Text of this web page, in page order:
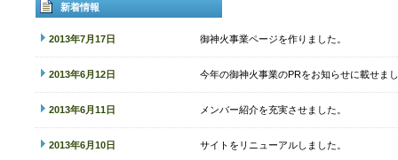
新着情報
2013年7月17日 御神火事業ページを作りました。
2013年6月12日 今年の御神火事業のPRをお知らせに載せま
2013年6月11日 メンバー紹介を充実させました。
2013年6月10日 サイトをリニューアルしました。